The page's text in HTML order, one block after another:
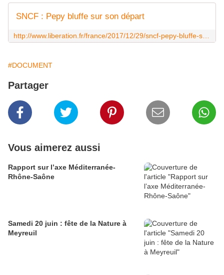
SNCF : Pepy bluffe sur son départ
#DOCUMENT
Partager
Vous aimerez aussi
Rapport sur l’axe Méditerranée-
Rhône-Saône
Samedi 20 juin : fête de la Nature à
Meyreuil